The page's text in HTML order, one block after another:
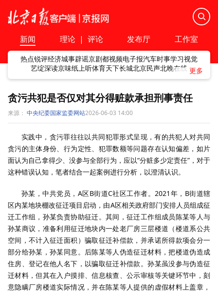
新闻 理论 | 评论 发布厅 工作室
热点锐评经济城事辟谣京剧都视频电子报汽车时事学习视觉
艺绽深读京味纸上听体育天下长城北京民声北晚在线
贪污共犯是否仅对其分得赃款承担刑事责任
来源： 中央纪委国家监委网站2026-06-03 14:00
实践中，贪污罪往往以共同犯罪形式呈现，有的共犯人对共同
贪污的主体身份、行为定性、犯罪数额等问题存在认知偏差，如片
面认为自己拿得少、没参与全部行为，应以“分赃多少定责任”，对于
这种错误认知，笔者结合一起案例进行分析，以澄清认识。
孙某，中共党员，A区B街道C社区工作者。2021年，B街道辖
区内某地块棚改征迁项目启动，由A区相关政府部门安排人员组成征
迁工作组，孙某负责协助征迁。其间，征迁工作组成员陈某等人与
孙某商议，准备利用征迁地块内一处老厂房三层楼道（楼道系公共
空间，不计入征迁面积）骗取征迁补偿款，并承诺所得款项会分一
部分给孙某，孙某同意。后陈某等人伪造征迁材料，把楼道伪造成
住房、登记在他人名下，以骗取征迁补偿款。孙某虽没参与伪造征
迁材料，但其在入户摸排、信息核查、公示审核等关键环节中，刻
意隐瞒厂房楼道实际情况，并在陈某等人提供的虚假材料上盖章，